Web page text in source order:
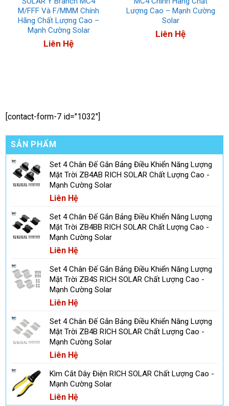
M/FFF Và F/MMM Chính
Hãng Chất Lượng Cao –
Mạnh Cường Solar
Liên Hệ
Lượng Cao – Mạnh Cường
Solar
Liên Hệ
[contact-form-7 id="1032"]
SẢN PHẨM
Set 4 Chân Đế Gắn Bảng Điều Khiển Năng Lượng
Mặt Trời ZB4AB RICH SOLAR Chất Lượng Cao -
Mạnh Cường Solar
Liên Hệ
Set 4 Chân Đế Gắn Bảng Điều Khiển Năng Lượng
Mặt Trời ZB4BB RICH SOLAR Chất Lượng Cao -
Mạnh Cường Solar
Liên Hệ
Set 4 Chân Đế Gắn Bảng Điều Khiển Năng Lượng
Mặt Trời ZB4S RICH SOLAR Chất Lượng Cao -
Mạnh Cường Solar
Liên Hệ
Set 4 Chân Đế Gắn Bảng Điều Khiển Năng Lượng
Mặt Trời ZB4B RICH SOLAR Chất Lượng Cao -
Mạnh Cường Solar
Liên Hệ
Kìm Cắt Dây Điện RICH SOLAR Chất Lượng Cao -
Mạnh Cường Solar
Liên Hệ